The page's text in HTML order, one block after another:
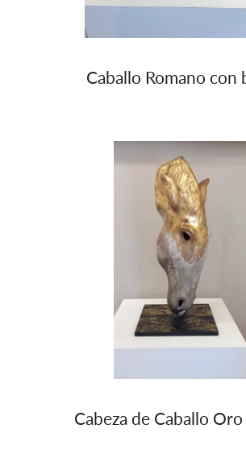
Caballo Romano con
Cabeza de Caballo Oro